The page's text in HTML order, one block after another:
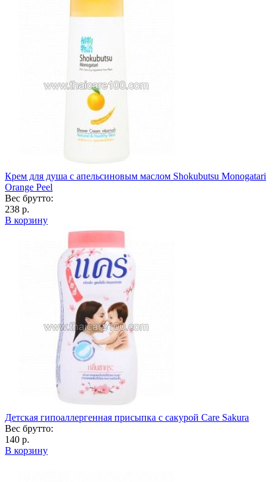
Крем для душа с апельсиновым маслом Shokubutsu Monogatari
Orange Peel
Вес брутто:
238 р.
В корзину
Детская гипоаллергенная присыпка с сакурой Care Sakura
Вес брутто:
140 р.
В корзину